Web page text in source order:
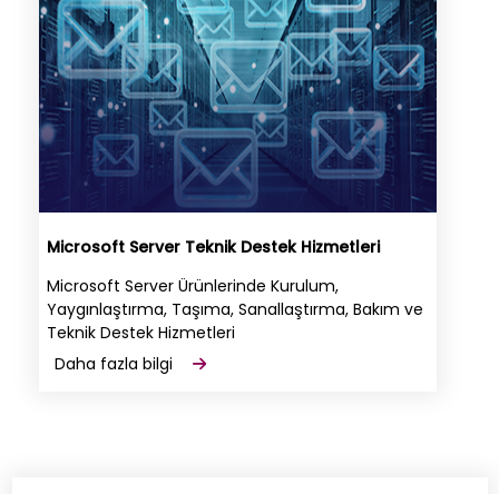
Microsoft Server Teknik Destek Hizmetleri
Microsoft Server Ürünlerinde Kurulum,
Yaygınlaştırma, Taşıma, Sanallaştırma, Bakım ve
Teknik Destek Hizmetleri
Daha fazla bilgi